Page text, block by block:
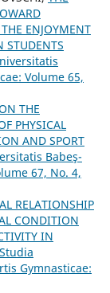
ENJOYMENT
STUDENTS
Volume 65,
THE
PHYSICAL
AND SPORT
Babeş-
67, No. 4,
RELATIONSHIP
CONDITION
IN
Studia
Gymnasticae: